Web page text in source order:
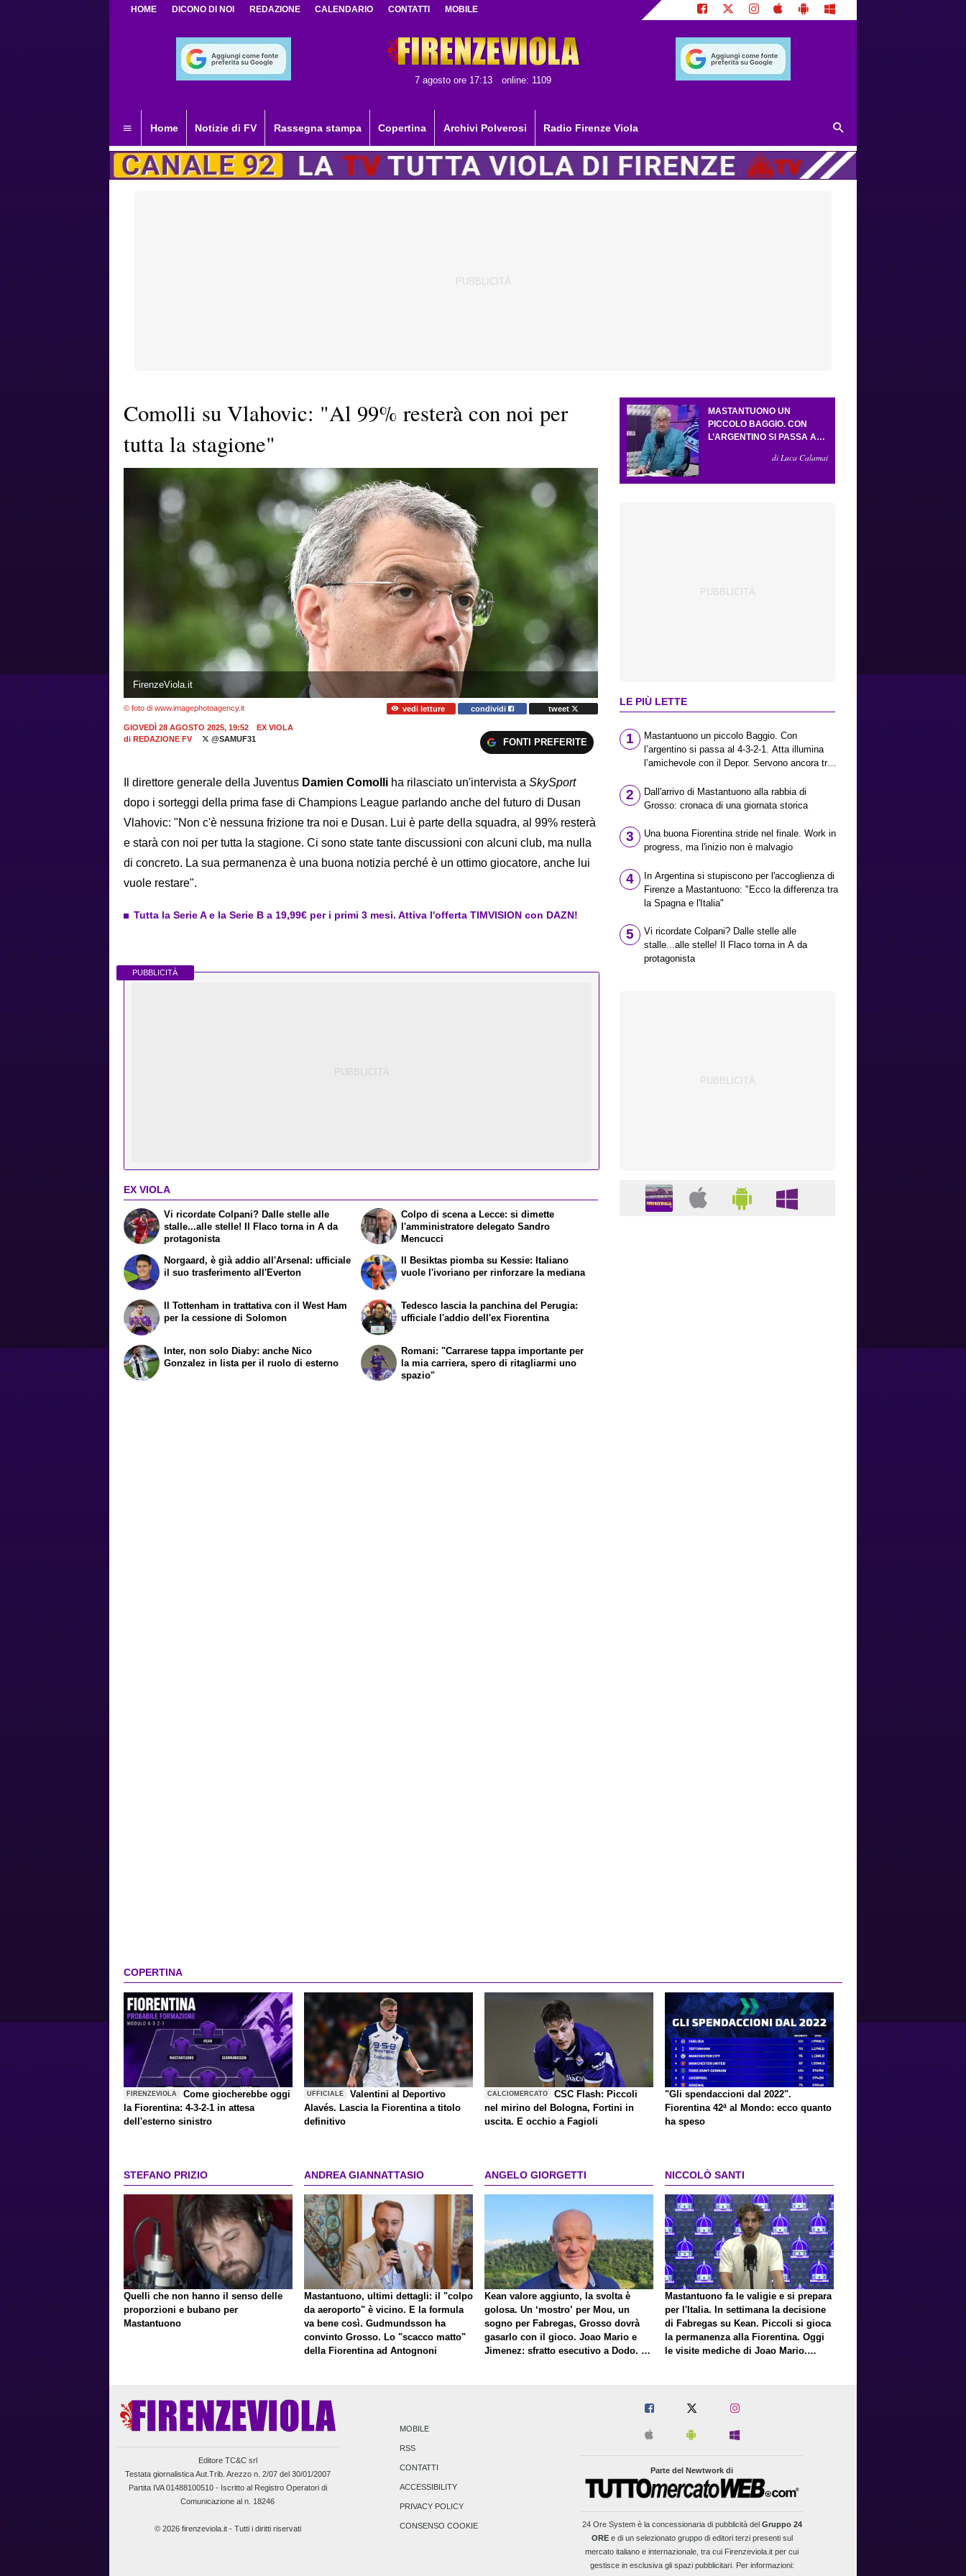
HOME DICONO DI NOI REDAZIONE CALENDARIO CONTATTI MOBILE
7 agosto ore 17:13 online: 1109
Home Notizie di FV Rassegna stampa Copertina Archivi Polverosi Radio Firenze Viola
Comolli su Vlahovic: "Al 99% resterà con noi per
tutta la stagione"
FirenzeViola.it
© foto di www.imagephotoagency.it vedi letture condividi tweet
GIOVEDÌ 28 AGOSTO 2025, 19:52
EX VIOLA
di REDAZIONE FV @SAMUF31 FONTI PREFERITE
Il direttore generale della Juventus Damien Comolli ha rilasciato un'intervista a SkySport
dopo i sorteggi della prima fase di Champions League parlando anche del futuro di Dusan
Vlahovic: "Non c'è nessuna frizione tra noi e Dusan. Lui è parte della squadra, al 99% resterà
e starà con noi per tutta la stagione. Ci sono state tante discussioni con alcuni club, ma nulla
di concreto. La sua permanenza è una buona notizia perché è un ottimo giocatore, anche lui
vuole restare".
Tutta la Serie A e la Serie B a 19,99€ per i primi 3 mesi. Attiva l'offerta TIMVISION con DAZN!
PUBBLICITÀ
EX VIOLA
Vi ricordate Colpani? Dalle stelle alle
stalle...alle stelle! Il Flaco torna in A da
protagonista
Norgaard, è già addio all'Arsenal: ufficiale
il suo trasferimento all'Everton
Colpo di scena a Lecce: si dimette
l'amministratore delegato Sandro
Mencucci
Il Besiktas piomba su Kessie: Italiano
vuole l'ivoriano per rinforzare la mediana
Il Tottenham in trattativa con il West Ham
per la cessione di Solomon
Inter, non solo Diaby: anche Nico
Gonzalez in lista per il ruolo di esterno
Tedesco lascia la panchina del Perugia:
ufficiale l'addio dell'ex Fiorentina
Romani: "Carrarese tappa importante per
la mia carriera, spero di ritagliarmi uno
spazio"
MASTANTUONO UN
PICCOLO BAGGIO. CON
L’ARGENTINO SI PASSA AL
L’AMICHEVOLE CON IL
di Luca Calamai
LE PIÙ LETTE
1
Mastantuono un piccolo Baggio. Con
l’argentino si passa al 4-3-2-1. Atta illumina
l’amichevole con il Depor. Servono ancora tre
Antognoni, un finale senza vincitori
2
Dall'arrivo di Mastantuono alla rabbia di
Grosso: cronaca di una giornata storica
3
Una buona Fiorentina stride nel finale. Work in
progress, ma l'inizio non è malvagio
4
In Argentina si stupiscono per l'accoglienza di
Firenze a Mastantuono: "Ecco la differenza tra
la Spagna e l'Italia"
5
Vi ricordate Colpani? Dalle stelle alle
stalle...alle stelle! Il Flaco torna in A da
protagonista
COPERTINA
FIRENZEVIOLA
Come giocherebbe oggi
la Fiorentina: 4-3-2-1 in attesa
dell'esterno sinistro
UFFICIALE
Valentini al Deportivo
Alavés. Lascia la Fiorentina a titolo
definitivo
CALCIOMERCATO
CSC Flash: Piccoli
nel mirino del Bologna, Fortini in
uscita. E occhio a Fagioli
"Gli spendaccioni dal 2022".
Fiorentina 42ª al Mondo: ecco quanto
ha speso
STEFANO PRIZIO
Quelli che non hanno il senso delle
proporzioni e bubano per
Mastantuono
ANDREA GIANNATTASIO
Mastantuono, ultimi dettagli: il "colpo
da aeroporto" è vicino. E la formula
va bene così. Gudmundsson ha
convinto Grosso. Lo "scacco matto"
della Fiorentina ad Antognoni
ANGELO GIORGETTI
Kean valore aggiunto, la svolta è
golosa. Un ‘mostro’ per Mou, un
sogno per Fabregas, Grosso dovrà
gasarlo con il gioco. Joao Mario e
Jimenez: sfratto esecutivo a Dodo. E
NICCOLÒ SANTI
Mastantuono fa le valigie e si prepara
per l'Italia. In settimana la decisione
di Fabregas su Kean. Piccoli si gioca
la permanenza alla Fiorentina. Oggi
le visite mediche di Joao Mario.
Editore TC&C srl
Testata giornalistica Aut.Trib. Arezzo n. 2/07 del 30/01/2007
Partita IVA 01488100510 - Iscritto al Registro Operatori di
Comunicazione al n. 18246
© 2026 firenzeviola.it - Tutti i diritti riservati
MOBILE
RSS
CONTATTI
ACCESSIBILITY
PRIVACY POLICY
CONSENSO COOKIE
Parte del Newtwork di
24 Ore Systemè la concessionaria di pubblicità del Gruppo 24
OREe di un selezionato gruppo di editori terzi presenti sul
mercato italiano e internazionale, tra cui Firenzeviola.it per cui
gestisce in esclusiva gli spazi pubblicitari. Per informazioni: